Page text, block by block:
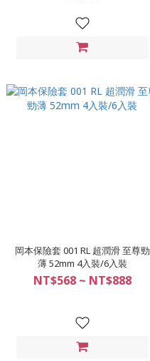
岡本保險套 001 RL 超潤滑 至尊勁
薄 52mm 4入裝/6入裝
NT$568 ~ NT$888